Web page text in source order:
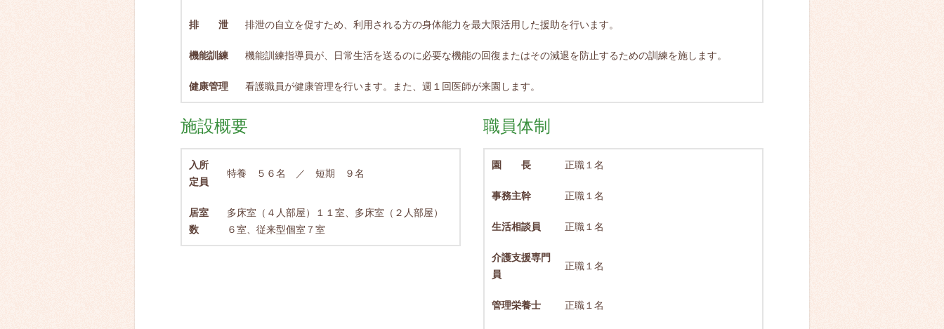
排 泄 排泄の自立を促すため、利用される方の身体能力を最大限活用した援助を行います。
機能訓練 機能訓練指導員が、日常生活を送るのに必要な機能の回復またはその減退を防止するための訓練を施します。
健康管理 看護職員が健康管理を行います。また、週１回医師が来園します。
施設概要
入所
定員
特養 ５６名 ／ 短期 ９名
居室
数
多床室（４人部屋）１１室、多床室（２人部屋）
６室、従来型個室７室
職員体制
園 長 正職１名
事務主幹 正職１名
生活相談員 正職１名
介護支援専門
員
正職１名
管理栄養士 正職１名